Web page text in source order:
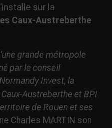
sur la
Caux-Austreberthe
grande métropole
par le conseil
Invest, la
Austreberthe et BPI
de Rouen et ses
Charles MARTIN son